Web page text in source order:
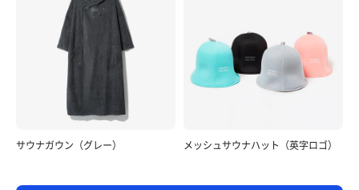
サウナガウン（グレー） メッシュサウナハット（英字ロゴ）